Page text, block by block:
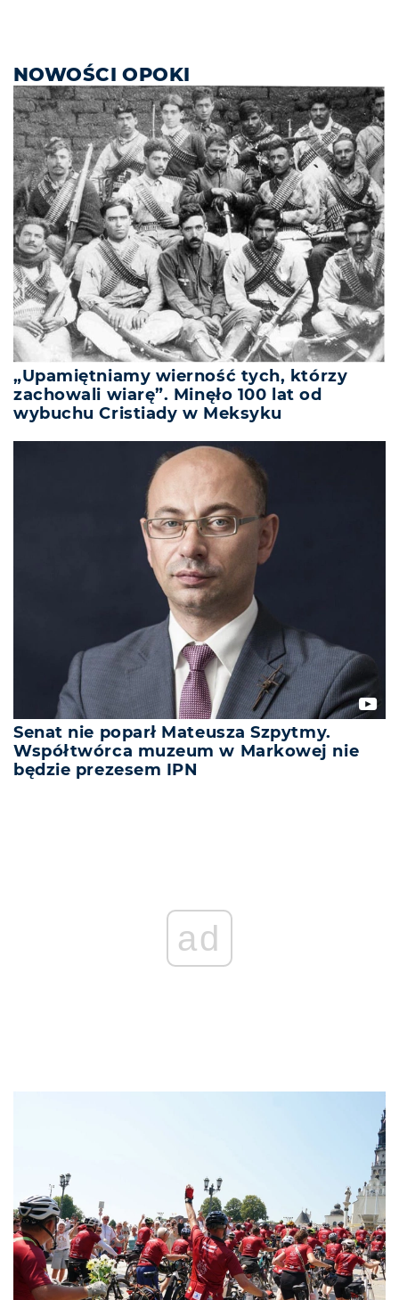
NOWOŚCI OPOKI
„Upamiętniamy wierność tych, którzy
zachowali wiarę”. Minęło 100 lat od
wybuchu Cristiady w Meksyku
Senat nie poparł Mateusza Szpytmy.
Współtwórca muzeum w Markowej nie
będzie prezesem IPN
ad